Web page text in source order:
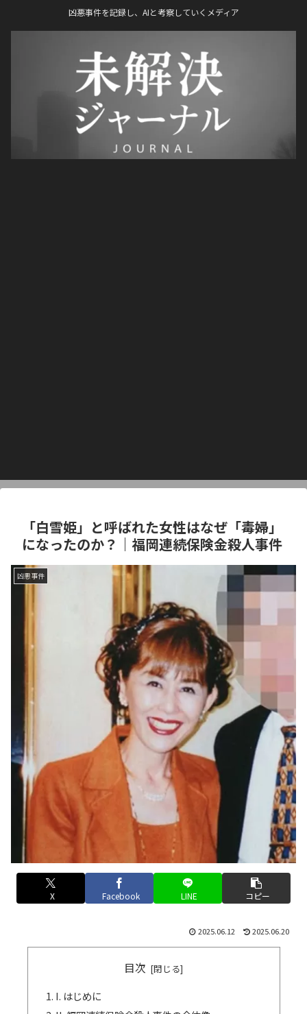
凶悪事件を記録し、AIと考察していくメディア
「白雪姫」と呼ばれた女性はなぜ「毒婦」
になったのか？｜福岡連続保険金殺人事件
凶悪事件
X Facebook LINE コピー
2025.06.12 2025.06.20
目次
I. はじめに